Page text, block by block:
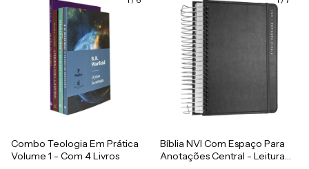
Combo Teologia Em Prática
Volume 1 - Com 4 Livros
Bíblia NVI Com Espaço Para
Anotações Central - Leitura